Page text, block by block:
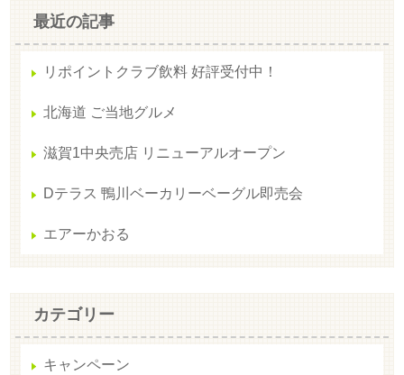
最近の記事
リポイントクラブ飲料 好評受付中！
北海道 ご当地グルメ
滋賀1中央売店 リニューアルオープン
Dテラス 鴨川ベーカリーベーグル即売会
エアーかおる
カテゴリー
キャンペーン